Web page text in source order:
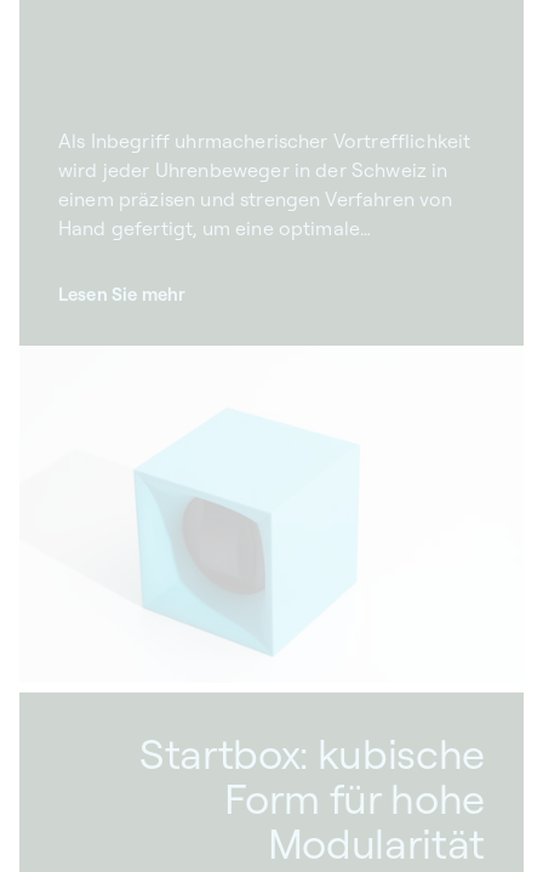
Als Inbegriff uhrmacherischer Vortrefflichkeit
wird jeder Uhrenbeweger in der Schweiz in
einem präzisen und strengen Verfahren von
Hand gefertigt, um eine optimale
einem extrem leisen Motor ausgestatteten
ihrer Zuverlässigkeit, Robustheit und
Uhrenherstellern geschätzt und verwendet.
Unsere hochpräzisen Beweger für
Automatikuhren sind mit einem Werk der
die Möglichkeit bietet, die Aufzugsfrequenz
für Automatikuhren außerdem so konzipiert,
dass sie die Uhren, die sie schützen, nur
Funktionalität bewahren.
Lesen Sie mehr
Startbox: kubische
Form für hohe
Modularität